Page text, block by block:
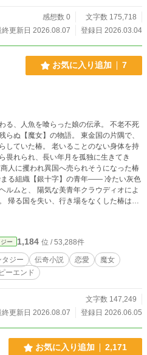
感想数 0
文字数 175,718
終更新日 2026.08.07
登録日 2026.03.04
お気に入り追加 7
る、人魚を喰らった娘の伝承。 不老不死
女】の物語。 東金国の片隅で、
していた椿。 老いることのない身体を持
畏れられ、長い年月を孤独に生きてき
まる組織【銀十字】の青年―― 冷たい灰色
ルムと、 陽気な美青年クラウディオによ
、
活を始めることになる。 不器用で無
しいヴィル。 彼に少しずつ惹かれていく
小説のリライトです。 公開はじめは、20
布したノベルゲーム、しかも未完。 201
エタりを重ねて2020年に完結したもの
言動
ー 1,184 位 / 53,288件
ジー 伝奇小説 恋愛
魔女
ーエンド
文字数 147,249
終更新日 2026.08.07
登録日 2026.06.05
お気に入り追加 2,171